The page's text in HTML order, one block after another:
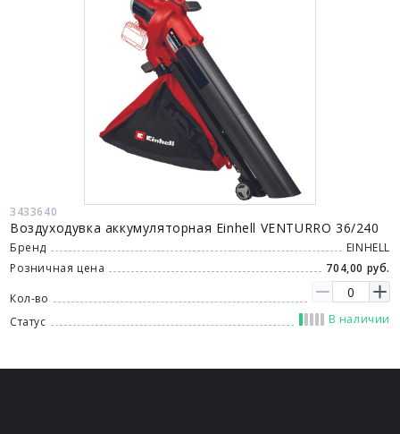
3433640
Воздуходувка аккумуляторная Einhell VENTURRO 36/240
Бренд
EINHELL
Розничная цена
704,00 руб.
Кол-во
Статус
В наличии